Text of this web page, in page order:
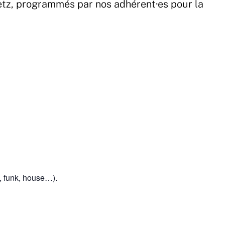
programmés par nos adhérent·es pour la
funk, house…).